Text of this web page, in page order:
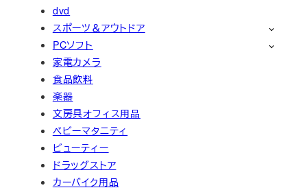
dvd
スポーツ＆アウトドア
PCソフト
家電カメラ
食品飲料
楽器
文房具オフィス用品
ベビーマタニティ
ビューティー
ドラッグストア
カーバイク用品